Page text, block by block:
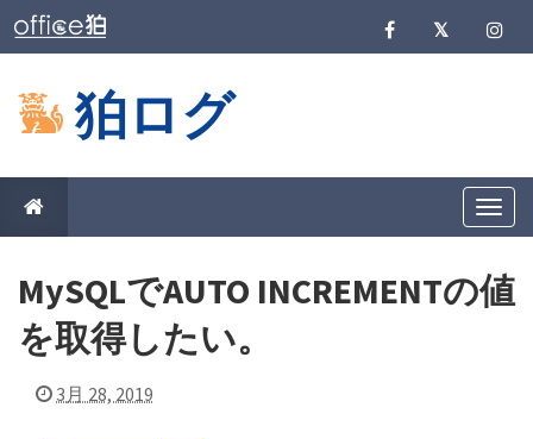
狛ログ
T
o
g
l
e
MySQLでAUTO INCREMENTの値
を取得したい。
3月 28, 2019